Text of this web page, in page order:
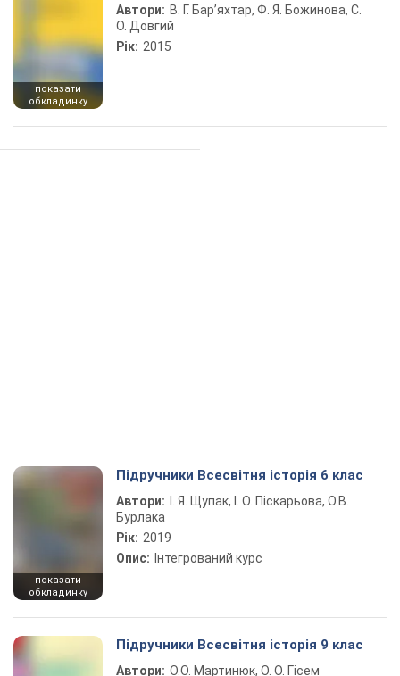
показати
обкладинку
Автори: В. Г. Бар’яхтар, Ф. Я. Божинова, С.
О. Довгий
Рік: 2015
показати
обкладинку
Підручники Всесвітня історія 6 клас
Автори:
І. Я. Щупак, І. О. Піскарьова, О.В.
Бурлака
Рік: 2019
Опис: Інтегрований курс
Підручники Всесвітня історія 9 клас
Автори: О.О. Мартинюк, О. О. Гісем